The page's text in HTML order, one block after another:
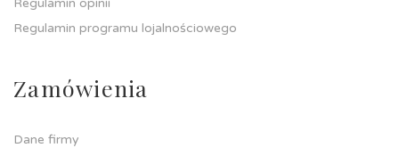
Regulamin opinii
Regulamin programu lojalnościowego
Zamówienia
Dane firmy